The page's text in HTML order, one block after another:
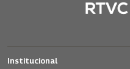
Institucional